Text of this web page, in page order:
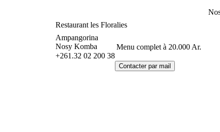
Restaurant les Floralies
Ampangorina
Nosy Komba
+261.32 02 200 38
Menu complet à 20.000 Ar.